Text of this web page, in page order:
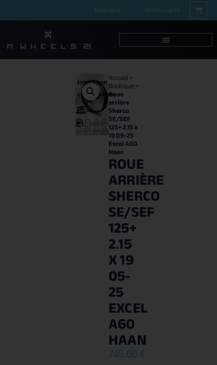
Boutique Mon compte
Image non
contractuelle
Accueil>
Boutique>
Roue
arrière
Sherco
SE/SEF
125+ 2.15 x
19 05-25
Excel A60
Haan
ROUE
ARRIÈRE
SHERCO
SE/SEF
125+
2.15
X 19
05-
25
EXCEL
A60
HAAN
745.00€